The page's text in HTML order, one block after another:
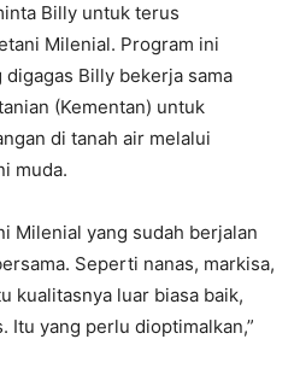
Billy untuk terus
Milenial. Program ini
Billy bekerja sama
(Kementan) untuk
di tanah air melalui
muda.
Milenial yang sudah berjalan
Seperti nanas, markisa,
kualitasnya luar biasa baik,
Itu yang perlu dioptimalkan,”